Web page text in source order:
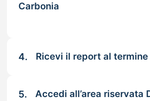
Carbonia
4. Ricevi il report al
5. Accedi all’area riservata